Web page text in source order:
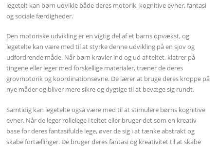
legetelt kan børn udvikle både deres motorik, kognitive evner, fantasi
og sociale færdigheder.
Den motoriske udvikling er en vigtig del af et barns opvækst, og
legetelte kan være med til at styrke denne udvikling på en sjov og
udfordrende måde. Når børn kravler ind og ud af teltet, klatrer på
tingene eller leger med forskellige materialer, træner de deres
grovmotorik og koordinationsevne. De lærer at bruge deres kroppe på
nye måder og bliver mere sikre og dygtige til at bevæge sig rundt.
Samtidig kan legetelte også være med til at stimulere børns kognitive
evner. Når de leger rollelege i teltet eller bruger det som en kreativ
base for deres fantasifulde lege, øver de sig i at tænke abstrakt og
skabe fortællinger. De bruger deres fantasi og kreativitet til at skabe